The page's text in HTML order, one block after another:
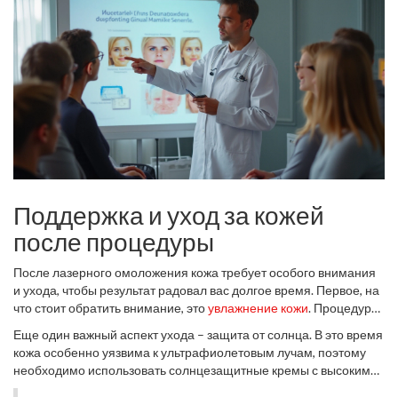
Поддержка и уход за кожей
после процедуры
После лазерного омоложения кожа требует особого внимания
и ухода, чтобы результат радовал вас долгое время. Первое, на
что стоит обратить внимание, этоувлажнение кожи. Процедура
обеспечить ей должный уход. Используйте кремы с мягкими
компонентами, которые не будут раздражать чувствительную
после процедуры кожу. Важно уделить внимание питательным
Еще один важный аспект ухода – защита от солнца. В это время
кожа особенно уязвима к ультрафиолетовым лучам, поэтому
необходимо использовать солнцезащитные кремы с высоким
уровнем SPF. Шляпа с широкой полями и солнцезащитные очки